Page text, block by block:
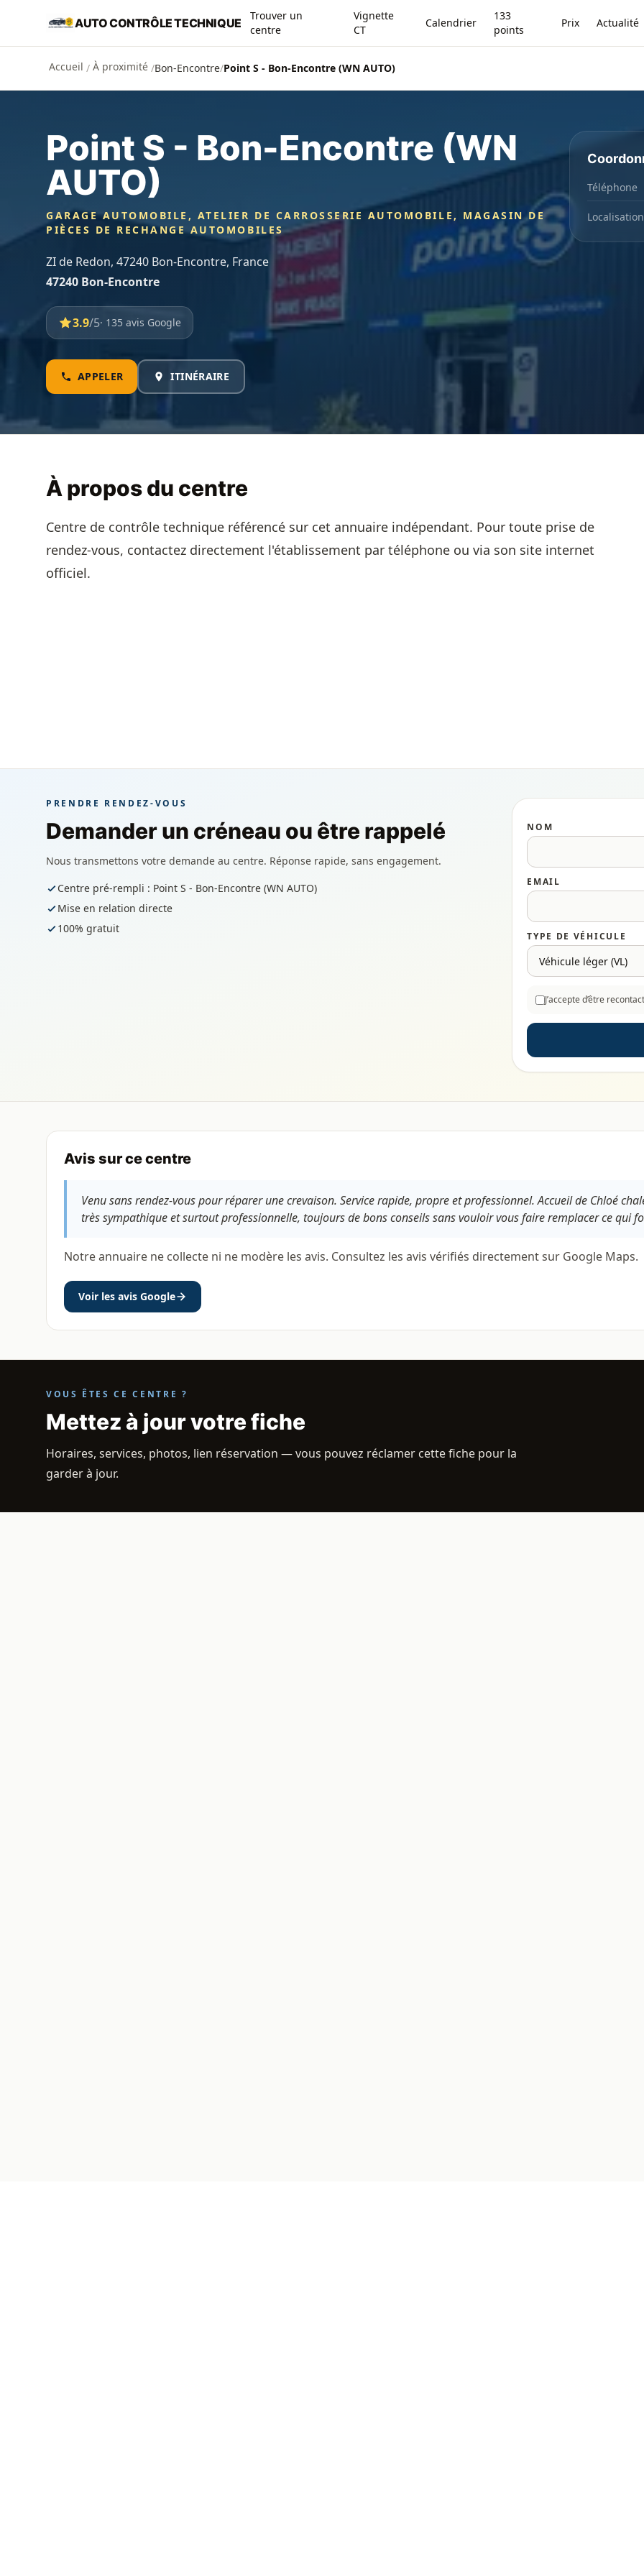
Aller au contenu principal
AUTO CONTRÔLE TECHNIQUE
Trouver un
centre
Vignette
CT
Calendrier
133
points
Prix Actualité
Accueil / À proximité /Bon-Encontre/Point S - Bon-Encontre (WN AUTO)
Point S - Bon-Encontre (WN
AUTO)
GARAGE AUTOMOBILE, ATELIER DE CARROSSERIE AUTOMOBILE, MAGASIN DE
PIÈCES DE RECHANGE AUTOMOBILES
ZI de Redon, 47240 Bon-Encontre, France
47240 Bon-Encontre
3.9/5· 135 avis Google
APPELER ITINÉRAIRE
Téléphone
Localisation
À propos du centre
Centre de contrôle technique référencé sur cet annuaire indépendant. Pour toute prise de
rendez-vous, contactez directement l'établissement par téléphone ou via son site internet
officiel.
PRENDRE RENDEZ-VOUS
Demander un créneau ou être rappelé
Nous transmettons votre demande au centre. Réponse rapide, sans engagement.
Centre pré-rempli : Point S - Bon-Encontre (WN AUTO)
Mise en relation directe
100% gratuit
NOM
EMAIL
TYPE DE VÉHICULE
J’accepte d’être
Avis sur ce centre
Venu sans rendez-vous pour réparer une crevaison. Service rapide, propre et professionnel. Accueil de Chloé
très sympathique et surtout professionnelle, toujours de bons conseils sans vouloir vous faire remplacer ce qui
Notre annuaire ne collecte ni ne modère les avis. Consultez les avis vérifiés directement sur Google Maps.
Voir les avis Google
VOUS ÊTES CE CENTRE ?
Mettez à jour votre fiche
Horaires, services, photos, lien réservation — vous pouvez réclamer cette fiche pour la
garder à jour.